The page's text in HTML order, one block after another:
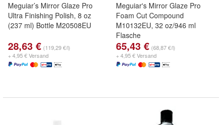
Meguiar’s Mirror Glaze Pro
Ultra Finishing Polish, 8 oz
(237 ml) Bottle M20508EU
28,63 € (119,29 €/l)
+ 4,95 € Versand
Meguiar's Mirror Glaze Pro
Foam Cut Compound
M10132EU, 32 oz/946 ml
Flasche
65,43 € (68,87 €/l)
+ 4,95 € Versand